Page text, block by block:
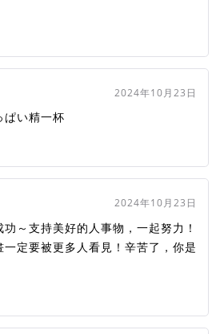
2024年10月23日
ぱい精一杯
2024年10月23日
～支持美好的人事物，一起努力！
定要被更多人看見！辛苦了，你是